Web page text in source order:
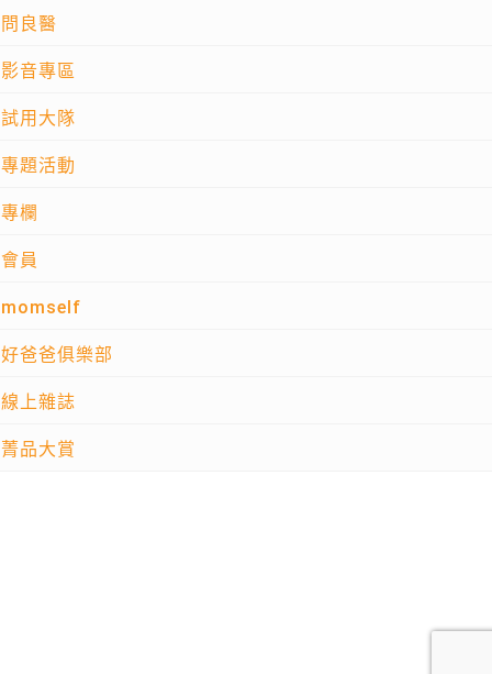
問良醫
影音專區
試用大隊
專題活動
專欄
會員
momself
好爸爸俱樂部
線上雜誌
菁品大賞